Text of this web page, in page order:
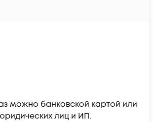
можно банковской картой или
лиц и ИП.